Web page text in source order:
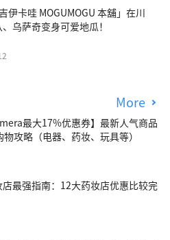
伊卡哇 MOGUMOGU 本舖」在川
乌萨奇变身可爱地瓜！
More
最大17%优惠券】最新人气商品
攻略（电器、药妆、玩具等）
店最强指南：12大药妆店优惠比较完